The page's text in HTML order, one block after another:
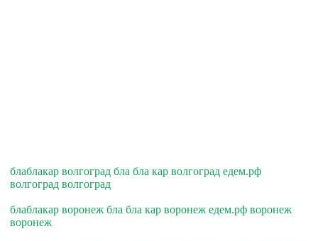
блаблакар волгоград бла бла кар волгоград едем.рф
волгоград волгоград
блаблакар воронеж бла бла кар воронеж едем.рф воронеж
воронеж